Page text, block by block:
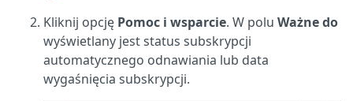
Kliknij opcję Pomoc i wsparcie. W polu Ważne do
wyświetlany jest status subskrypcji
automatycznego odnawiania lub data
wygaśnięcia subskrypcji.